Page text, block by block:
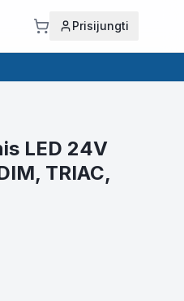
Prisijungti
LED 24V
TRIAC,